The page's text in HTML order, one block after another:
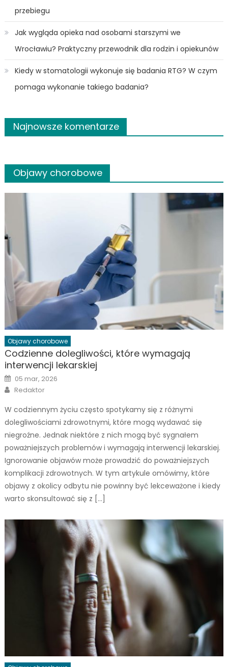
przebiegu
Jak wygląda opieka nad osobami starszymi we
Wrocławiu? Praktyczny przewodnik dla rodzin i opiekunów
Kiedy w stomatologii wykonuje się badania RTG? W czym
pomaga wykonanie takiego badania?
Najnowsze komentarze
Objawy chorobowe
Objawy chorobowe
Codzienne dolegliwości, które wymagają
interwencji lekarskiej
Posted
on
05 mar, 2026
Author
Redaktor
W codziennym życiu często spotykamy się z różnymi
dolegliwościami zdrowotnymi, które mogą wydawać się
niegroźne. Jednak niektóre z nich mogą być sygnałem
poważniejszych problemów i wymagają interwencji lekarskiej.
Ignorowanie objawów może prowadzić do poważniejszych
komplikacji zdrowotnych. W tym artykule omówimy, które
objawy z okolicy odbytu nie powinny być lekceważone i kiedy
warto skonsultować się z […]